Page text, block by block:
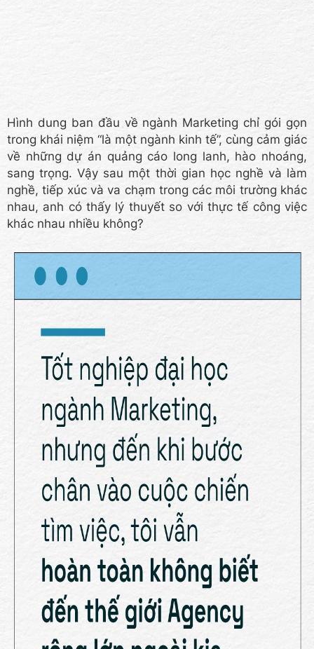
Hình dung ban đầu về ngành Marketing chỉ gói gọn
trong khái niệm “là một ngành kinh tế”, cùng cảm giác
về những dự án quảng cáo long lanh, hào nhoáng,
sang trọng. Vậy sau một thời gian học nghề và làm
nghề, tiếp xúc và va chạm trong các môi trường khác
nhau, anh có thấy lý thuyết so với thực tế công việc
khác nhau nhiều không?